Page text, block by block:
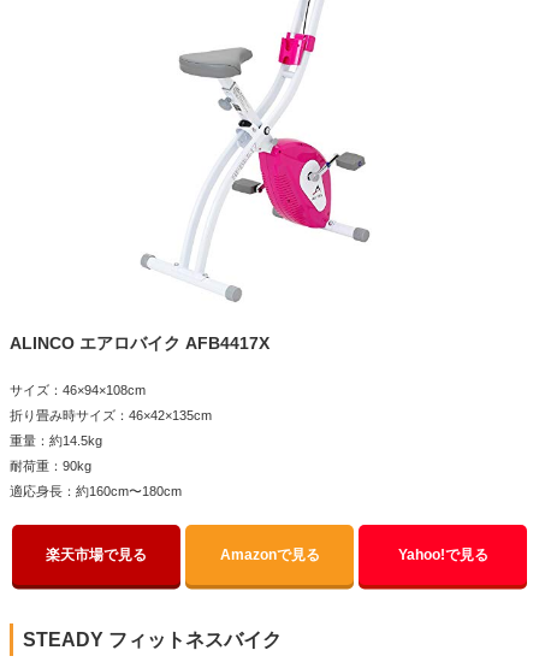
ALINCO エアロバイク AFB4417X
サイズ：46×94×108cm
折り畳み時サイズ：46×42×135cm
重量：約14.5kg
耐荷重：90kg
適応身長：約160cm〜180cm
楽天市場で見る Amazonで見る Yahoo!で見る
STEADY フィットネスバイク